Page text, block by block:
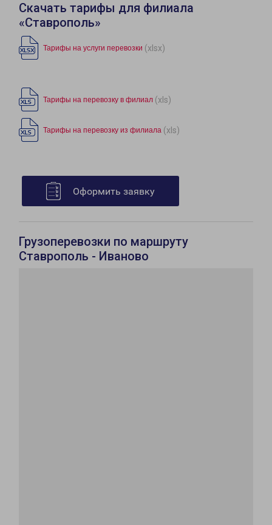
Скачать тарифы для филиала
«Ставрополь»
Тарифы на услуги перевозки (xlsx)
Тарифы на перевозку в филиал (xls)
Тарифы на перевозку из филиала (xls)
Оформить заявку
Грузоперевозки по маршруту
Ставрополь - Иваново